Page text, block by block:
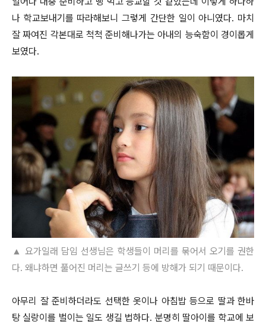
나 학교보내기를 따라해보니 그렇게 간단한 일이 아니였다. 마치
잘 짜여진 각본대로 척척 준비해나가는 아내의 능숙함이 경이롭게
보였다.
▲요가일래 담임 선생님은 학생들이 머리를 묶어서 오기를 권한
다. 왜냐하면 풀어진 머리는 글쓰기 등에 방해가 되기 때문이다.
아무리 잘 준비하더라도 선택한 옷이나 아침밥 등으로 딸과 한바
탕 실랑이를 벌이는 일도 생길 법하다. 분명히 딸아이를 학교에 보